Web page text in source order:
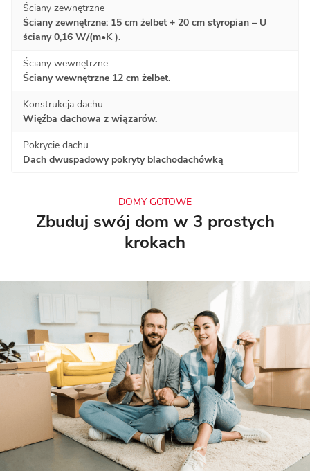
Ściany zewnętrzne
Ściany zewnętrzne: 15 cm żelbet + 20 cm styropian – U
ściany 0,16 W/(m•K ).
Ściany wewnętrzne
Ściany wewnętrzne 12 cm żelbet.
Konstrukcja dachu
Więźba dachowa z wiązarów.
Pokrycie dachu
Dach dwuspadowy pokryty blachodachówką
DOMY GOTOWE
Zbuduj swój dom w 3 prostych
krokach